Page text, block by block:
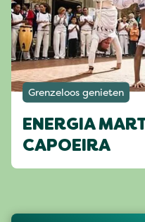
Grenzeloos genieten
ENERGIA
CAPOEIRA